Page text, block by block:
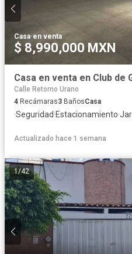
Casa·en venta
$ 8,990,000 MXN
Casa en venta en Club de
Calle Retorno Urano
4 Recámaras3 BañosCasa
·Seguridad·Estacionamiento·
Actualizado hace 1 semana
1/42